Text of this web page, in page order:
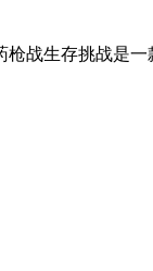
战生存挑战是